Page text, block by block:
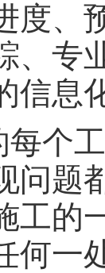
度、
、专
信息
个
问题
工的
何一